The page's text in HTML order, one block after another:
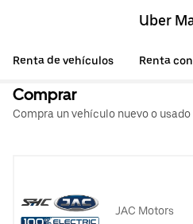
Uber
Renta de vehículos Renta
Comprar
Compra un vehículo nuevo o
JAC Motors